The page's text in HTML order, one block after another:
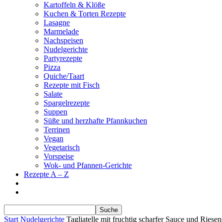
Kartoffeln & Klöße
Kuchen & Torten Rezepte
Lasagne
Marmelade
Nachspeisen
Nudelgerichte
Partyrezepte
Pizza
Quiche/Taart
Rezepte mit Fisch
Salate
Spargelrezepte
Suppen
Süße und herzhafte Pfannkuchen
Terrinen
Vegan
Vegetarisch
Vorspeise
Wok- und Pfannen-Gerichte
Rezepte A – Z
Start Nudelgerichte Tagliatelle mit fruchtig scharfer Sauce und